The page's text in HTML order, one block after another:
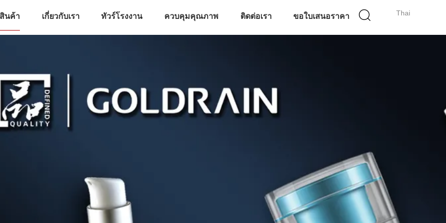
Thai
สินค้า เกี่ยวกับเรา ทัวร์โรงงาน ควบคุมคุณภาพ ติดต่อเรา ขอใบเสนอราคา